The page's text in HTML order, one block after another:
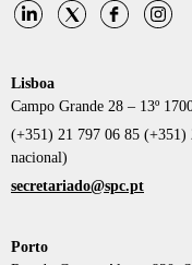
Lisboa
Campo Grande 28 – 13º
(+351) 21 797 06 85 (+351)
nacional)
secretariado@spc.pt
Porto